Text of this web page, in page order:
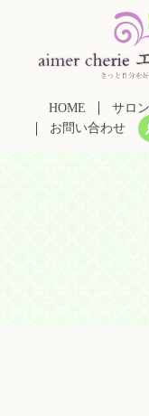
HOME サロ
お問い合わせ